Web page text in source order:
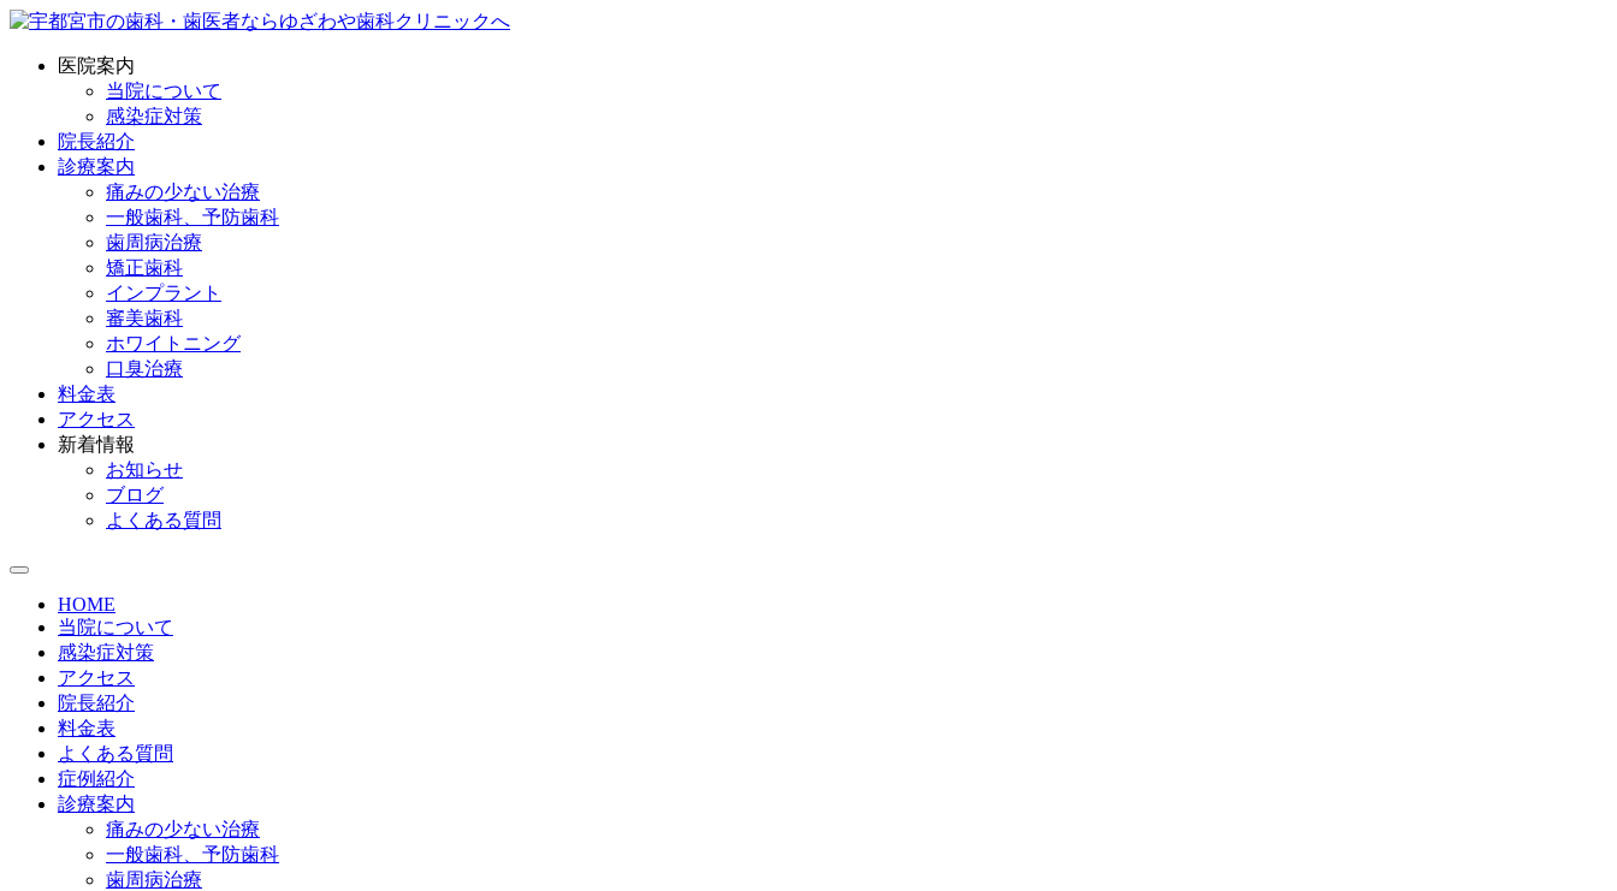
医院案内
当院について
感染症対策
院長紹介
診療案内
痛みの少ない治療
一般歯科、予防歯科
歯周病治療
矯正歯科
インプラント
審美歯科
ホワイトニング
口臭治療
料金表
アクセス
新着情報
お知らせ
ブログ
よくある質問
HOME
当院について
感染症対策
アクセス
院長紹介
料金表
よくある質問
症例紹介
診療案内
痛みの少ない治療
一般歯科、予防歯科
歯周病治療